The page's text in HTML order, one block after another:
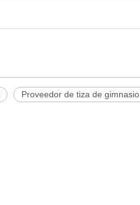
Proveedor de tiza de gimnasio